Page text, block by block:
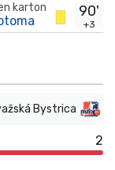
90'
+3
karton
Bystrica
2